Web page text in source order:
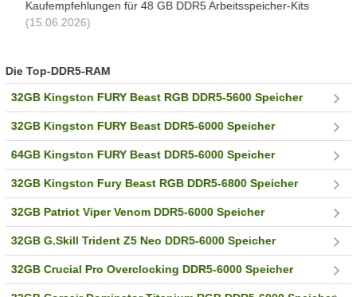
Kaufempfehlungen für 48 GB DDR5 Arbeitsspeicher-Kits
(15.06.2026)
Die Top-DDR5-RAM
32GB Kingston FURY Beast RGB DDR5-5600 Speicher
32GB Kingston FURY Beast DDR5-6000 Speicher
64GB Kingston FURY Beast DDR5-6000 Speicher
32GB Kingston Fury Beast RGB DDR5-6800 Speicher
32GB Patriot Viper Venom DDR5-6000 Speicher
32GB G.Skill Trident Z5 Neo DDR5-6000 Speicher
32GB Crucial Pro Overclocking DDR5-6000 Speicher